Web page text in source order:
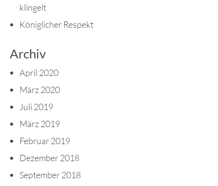
klingelt
Königlicher Respekt
Archiv
April 2020
März 2020
Juli 2019
März 2019
Februar 2019
Dezember 2018
September 2018